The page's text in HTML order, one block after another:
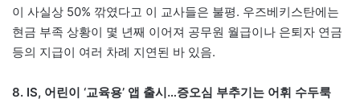
이 사실상 50% 깎였다고 이 교사들은 불평. 우즈베키스탄에는
현금 부족 상황이 몇 년째 이어져 공무원 월급이나 은퇴자 연금
등의 지급이 여러 차례 지연된 바 있음.
8. IS, 어린이 ‘교육용’ 앱 출시…증오심 부추기는 어휘 수두룩